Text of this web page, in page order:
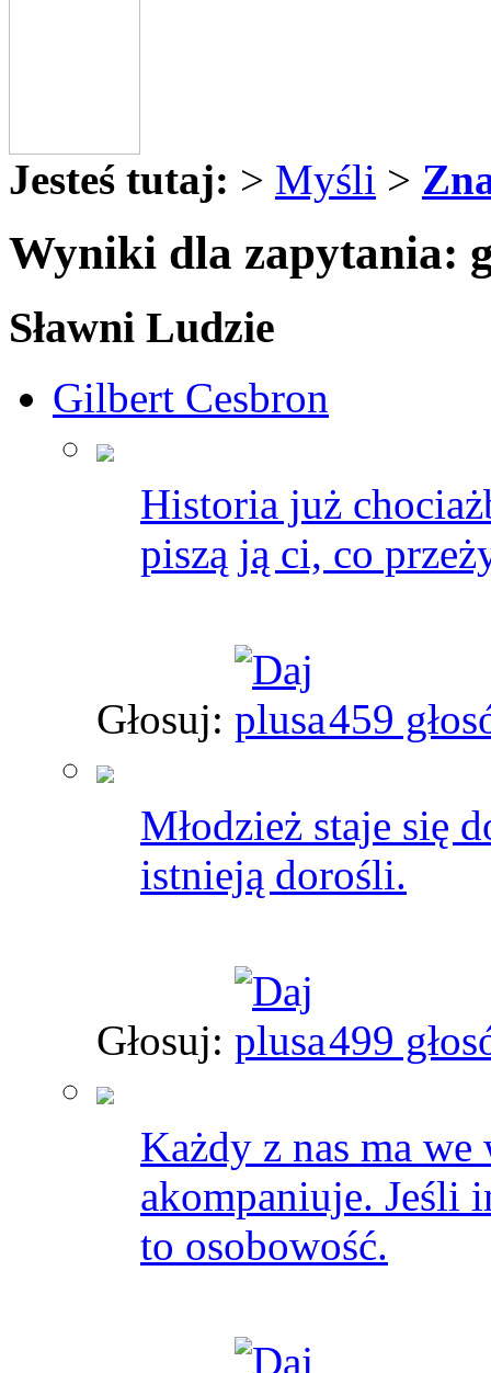
Jesteś tutaj: > Myśli >
Wyniki dla zapytania:
Sławni Ludzie
Gilbert Cesbron
Historia już
piszą ją ci, co
Głosuj: 459
Młodzież staje się
istnieją dorośli.
Głosuj: 499
Każdy z nas ma
akompaniuje. Jeśli
to osobowość.